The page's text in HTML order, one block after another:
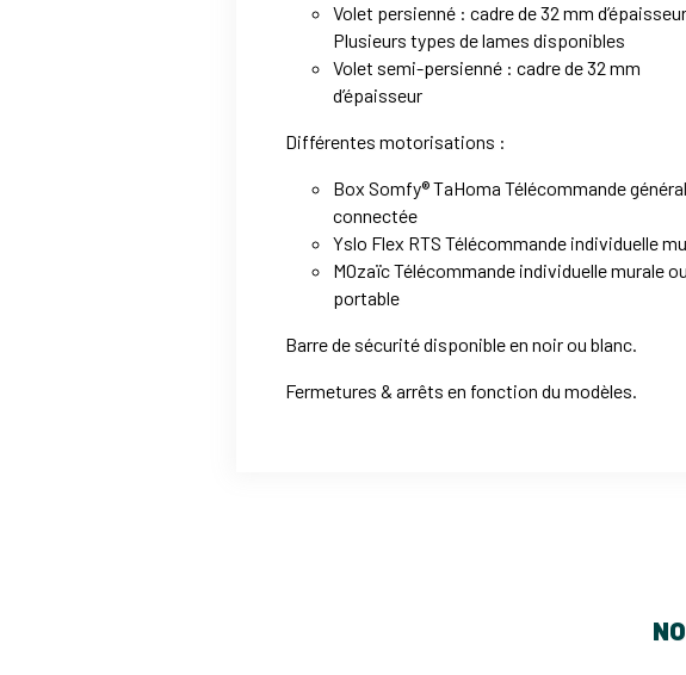
Volet persienné : cadre de 32 mm
Plusieurs types de lames disponibles
Volet semi-persienné : cadre de 32 mm
d’épaisseur
Différentes motorisations :
Box Somfy® TaHoma Télécommande
connectée
Yslo Flex RTS Télécommande individuelle
MOzaïc Télécommande individuelle murale ou
portable
Barre de sécurité disponible en noir ou blanc.
Fermetures & arrêts en fonction du modèles.